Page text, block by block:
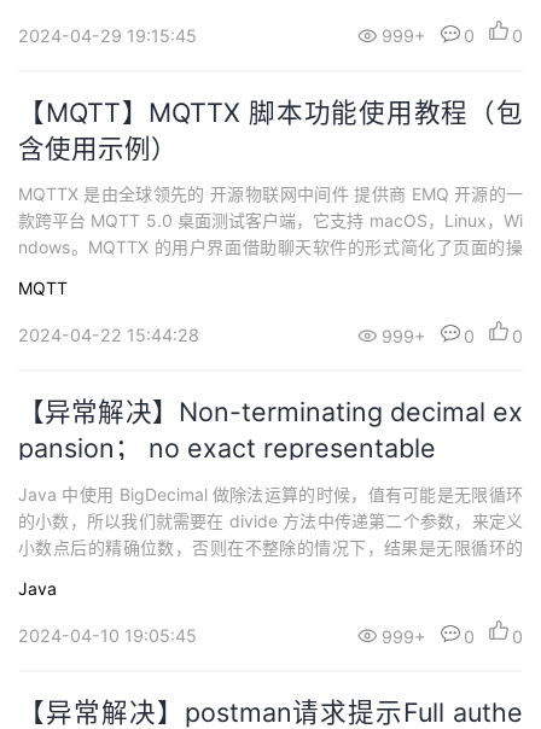
课
程
的
认
证
我
的
实
我
的
术
支
持
云
声
建
2024-04-29 19:15:45 999+ 0 0
【MQTT】MQTTX 脚本功能使用教程（包
含使用示例）
MQTTX 是由全球领先的 开源物联网中间件 提供商 EMQ 开源的一
款跨平台 MQTT 5.0 桌面测试客户端，它支持 macOS，Linux，Wi
ndows。MQTTX 的用户界面借助聊天软件的形式简化了页面的操
试 MQTT/TCP、MQTT/TLS、MQTT/WebSocket 的连接/发布/订
阅功能及其他 MQTT 协议 特
MQTT
2024-04-22 15:44:28 999+ 0 0
【异常解决】Non-terminating decimal ex
pansion； no exact representable
Java 中使用 BigDecimal 做除法运算的时候，值有可能是无限循环
的小数，所以我们就需要在 divide 方法中传递第二个参数，来定义
小数点后的精确位数，否则在不整除的情况下，结果是无限循环的
Java
2024-04-10 19:05:45 999+ 0 0
【异常解决】postman请求提示Full authe